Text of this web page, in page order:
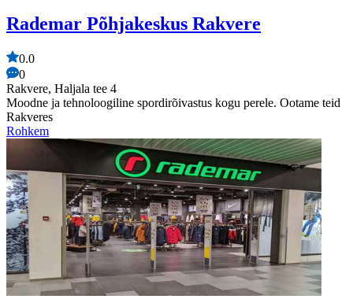
Rademar Põhjakeskus Rakvere
0.0
0
Rakvere, Haljala tee 4
Moodne ja tehnoloogiline spordirõivastus kogu perele. Ootame teid
Rakveres
Rohkem